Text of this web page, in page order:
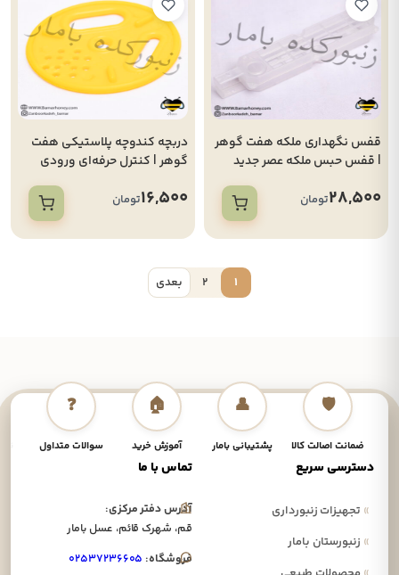
قفس نگهداری ملکه هفت گوهر
| قفس حبس ملکه عصر جدید
28,500تومان
دربچه کندوچه پلاستیکی هفت
گوهر | کنترل حرفه‌ای ورودی
16,500تومان
1
2 بعدی
🛡️
ضمانت اصالت کالا
👤
پشتیبانی بامار
🏠
آموزش خرید
❓
سوالات متداول
دسترسی سریع
»تجهیزات زنبورداری
»زنبورستان بامار
تماس با ما
آدرس دفتر مرکزی:
قم، شهرک قائم، عسل بامار
فروشگاه: ۰۲۵۳۷۲۳۶۶۰۵